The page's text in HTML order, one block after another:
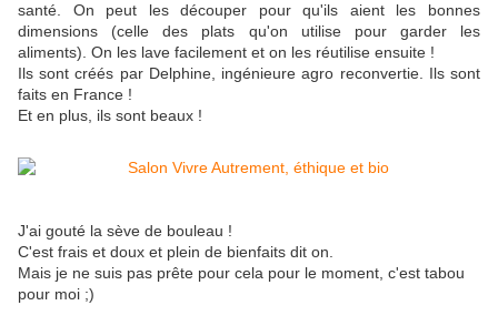
santé. On peut les découper pour qu'ils aient les bonnes
dimensions (celle des plats qu'on utilise pour garder les
aliments). On les lave facilement et on les réutilise ensuite !
Ils sont créés par Delphine, ingénieure agro reconvertie. Ils sont
faits en France !
Et en plus, ils sont beaux !
J'ai gouté la sève de bouleau !
C'est frais et doux et plein de bienfaits dit on.
Mais je ne suis pas prête pour cela pour le moment, c'est tabou
pour moi ;)